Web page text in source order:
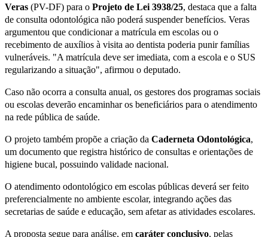
Veras (PV-DF) para o Projeto de Lei 3938/25, destaca que a falta
de consulta odontológica não poderá suspender benefícios. Veras
argumentou que condicionar a matrícula em escolas ou o
recebimento de auxílios à visita ao dentista poderia punir famílias
vulneráveis. "A matrícula deve ser imediata, com a escola e o SUS
regularizando a situação", afirmou o deputado.
Caso não ocorra a consulta anual, os gestores dos programas sociais
ou escolas deverão encaminhar os beneficiários para o atendimento
na rede pública de saúde.
O projeto também propõe a criação da Caderneta Odontológica,
um documento que registra histórico de consultas e orientações de
higiene bucal, possuindo validade nacional.
O atendimento odontológico em escolas públicas deverá ser feito
preferencialmente no ambiente escolar, integrando ações das
secretarias de saúde e educação, sem afetar as atividades escolares.
A proposta segue para análise, em caráter conclusivo, pelas